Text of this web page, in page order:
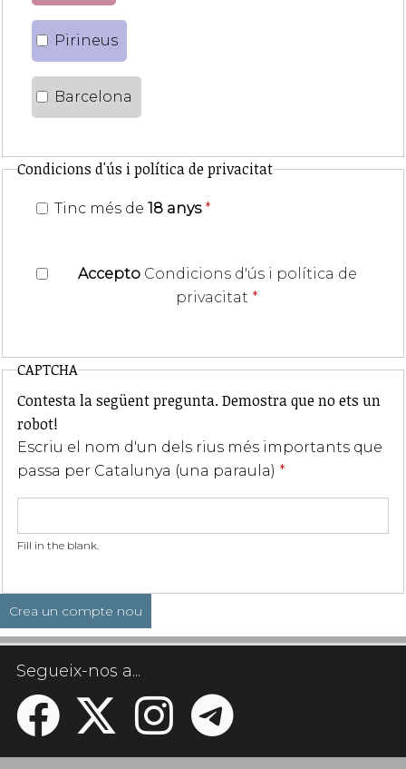
Pirineus
Barcelona
Condicions d'ús i política de privacitat
Tinc més de 18 anys *
Accepto Condicions d'ús i política de
privacitat *
CAPTCHA
Contesta la següent pregunta. Demostra que no ets un
robot!
Escriu el nom d'un dels rius més importants que
passa per Catalunya (una paraula) *
Fill in the blank.
Segueix-nos a...